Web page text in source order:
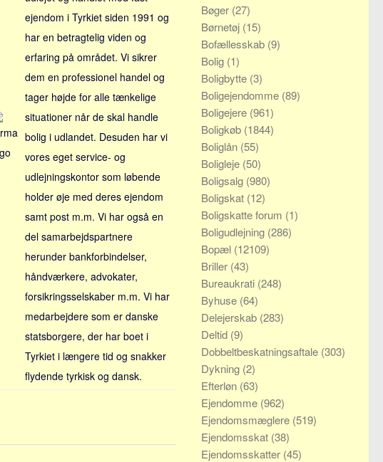
ejendom i Tyrkiet siden 1991 og
har en betragtelig viden og
erfaring på området. Vi sikrer
dem en professionel handel og
tager højde for alle tænkelige
situationer når de skal handle
bolig i udlandet. Desuden har vi
vores eget service- og
udlejningskontor som løbende
holder øje med deres ejendom
samt post m.m. Vi har også en
del samarbejdspartnere
herunder bankforbindelser,
håndværkere, advokater,
forsikringsselskaber m.m. Vi har
medarbejdere som er danske
statsborgere, der har boet i
Tyrkiet i længere tid og snakker
flydende tyrkisk og dansk.
Bøger (27)
Børnetøj (15)
Bofællesskab (9)
Bolig (1)
Boligbytte (3)
Boligejendomme (89)
Boligejere (961)
Boligkøb (1844)
Boliglån (55)
Boligleje (50)
Boligsalg (980)
Boligskat (12)
Boligskatte forum (1)
Boligudlejning (286)
Bopæl (12109)
Briller (43)
Bureaukrati (248)
Byhuse (64)
Delejerskab (283)
Deltid (9)
Dobbeltbeskatningsaftale (303)
Dykning (2)
Efterløn (63)
Ejendomme (962)
Ejendomsmæglere (519)
Ejendomsskat (38)
Ejendomsskatter (45)